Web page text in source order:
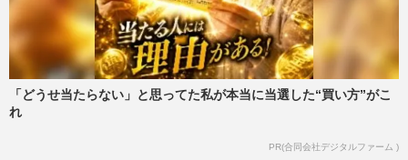
「どうせ当たらない」と思ってた私が本当に当選した“買い方”がこ
れ
PR(合同会社デジタルファーム )